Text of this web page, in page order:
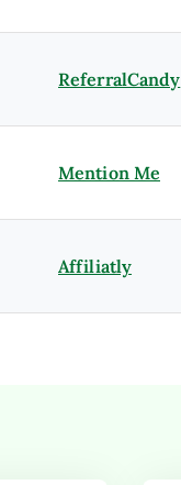
ReferralCandy
Mention Me
Affiliatly